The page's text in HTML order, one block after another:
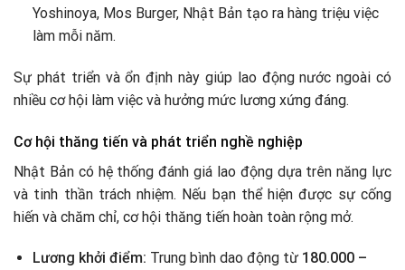
Yoshinoya, Mos Burger, Nhật Bản tạo ra hàng triệu việc
làm mỗi năm.
Sự phát triển và ổn định này giúp lao động nước ngoài có
nhiều cơ hội làm việc và hưởng mức lương xứng đáng.
Cơ hội thăng tiến và phát triển nghề nghiệp
Nhật Bản có hệ thống đánh giá lao động dựa trên năng lực
và tinh thần trách nhiệm. Nếu bạn thể hiện được sự cống
hiến và chăm chỉ, cơ hội thăng tiến hoàn toàn rộng mở.
Lương khởi điểm: Trung bình dao động từ 180.000 –